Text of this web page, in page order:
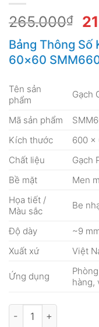
265.000₫
là:
Bảng Thông Số
60×60
Tên sản
phẩm
Gạch
Mã sản phẩm
Kích thước
600 ×
Chất liệu
Gạch
Bề mặt
Men
Họa tiết /
Màu sắc
Be
Độ dày
~9
Xuất xứ
Việt
Ứng dụng
hàng,
Gạch Grand 60x60